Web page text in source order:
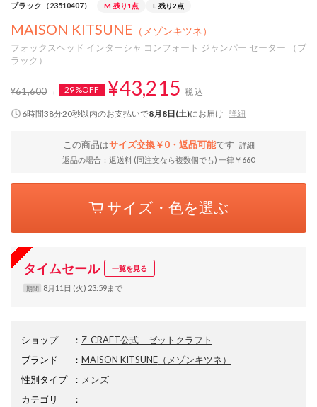
ブラック（23510407） M 残り1点 L 残り2点
MAISON KITSUNE （メゾンキツネ）
フォックスヘッド インターシャ コンフォート ジャンパー セーター （ブ
ラック）
¥61,600 29%OFF ¥43,215 税込
6時間38分19秒以内のお支払いで8月8日(土)にお届け 詳細
この商品はサイズ交換￥0・返品可能です
詳細
返品の場合：返送料 (同注文なら複数個でも) 一律￥660
サイズ・色を選ぶ
タイムセール 一覧を見る
期間 8月11日 (火) 23:59まで
ショップ ： Z-CRAFT公式 ゼットクラフト
ブランド
： MAISON KITSUNE（メゾンキツネ）
性別タイプ
： メンズ
カテゴリ
：